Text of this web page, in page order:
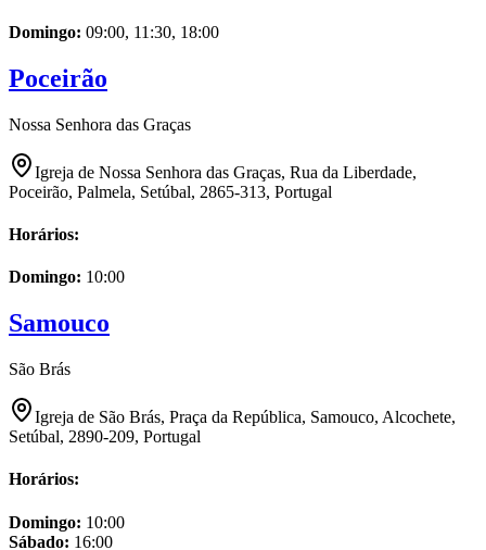
Domingo: 09:00, 11:30, 18:00
Poceirão
Nossa Senhora das Graças
Igreja de Nossa Senhora das Graças, Rua da Liberdade,
Poceirão, Palmela, Setúbal, 2865-313, Portugal
Horários:
Domingo: 10:00
Samouco
São Brás
Igreja de São Brás, Praça da República, Samouco, Alcochete,
Setúbal, 2890-209, Portugal
Horários:
Domingo: 10:00
Sábado: 16:00